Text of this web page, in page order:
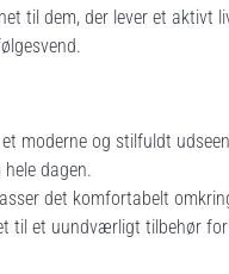
til dem, der lever et aktivt
moderne og stilfuldt
dagen.
det komfortabelt
til et uundværligt tilbehør